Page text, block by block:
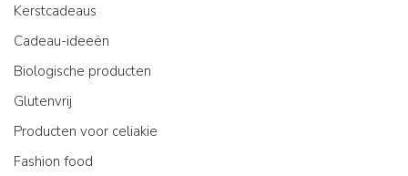
Kerstcadeaus
Cadeau-ideeën
Biologische producten
Glutenvrij
Producten voor celiakie
Fashion food